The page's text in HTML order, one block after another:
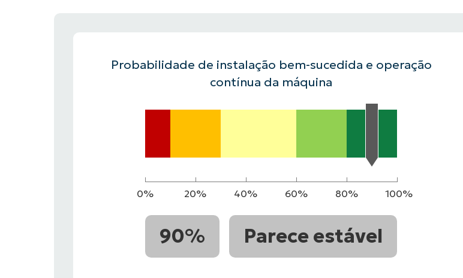
Probabilidade de instalação bem-sucedida e operação
contínua da máquina
0% 20% 40% 60% 80% 100%
90% Parece estável